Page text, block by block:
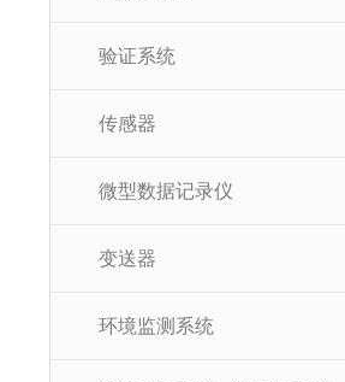
验证系统
传感器
微型数据记录仪
变送器
环境监测系统